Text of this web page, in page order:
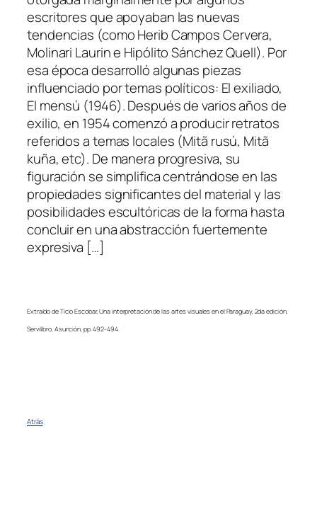
escritores que apoyaban las nuevas
tendencias (como Herib Campos Cervera,
Molinari Laurin e Hipólito Sánchez Quell). Por
esa época desarrolló algunas piezas
influenciado por temas políticos: El exiliado,
El mensú (1946). Después de varios años de
exilio, en 1954 comenzó a producir retratos
referidos a temas locales (Mitã rusú, Mitã
kuña, etc). De manera progresiva, su
figuración se simplifica centrándose en las
propiedades significantes del material y las
posibilidades escultóricas de la forma hasta
concluir en una abstracción fuertemente
expresiva […]
Extraído de Ticio Escobar, Una interpretación de las artes visuales en el Paraguay, 2da edición,
Servilibro, Asunción, pp. 492-494.
Atrás